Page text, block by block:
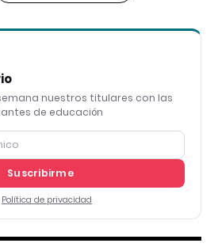
nuestros titulares con las
de educación
Suscribirme
Política de privacidad